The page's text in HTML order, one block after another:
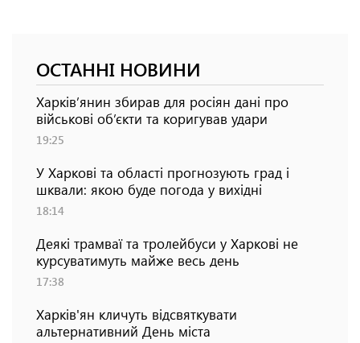
ОСТАННІ НОВИНИ
Харків’янин збирав для росіян дані про
військові об’єкти та коригував удари
19:25
У Харкові та області прогнозують град і
шквали: якою буде погода у вихідні
18:14
Деякі трамваї та тролейбуси у Харкові не
курсуватимуть майже весь день
17:38
Харків'ян кличуть відсвяткувати
альтернативний День міста